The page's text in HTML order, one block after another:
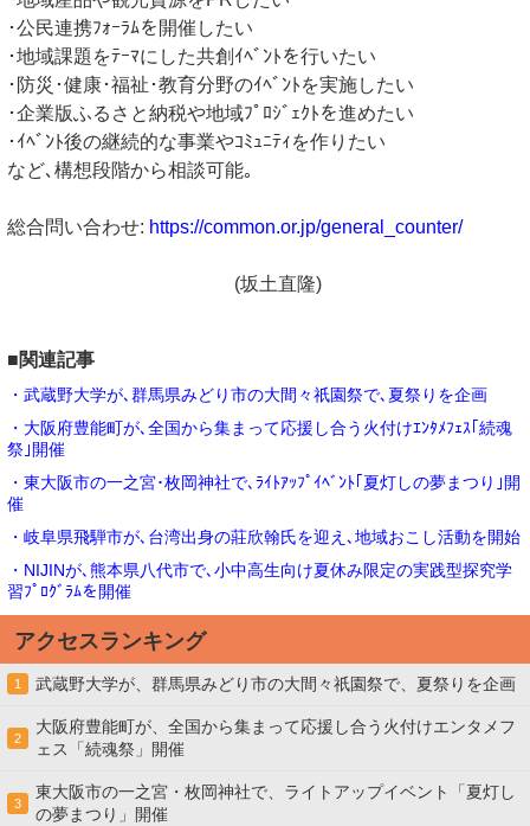
･公民連携ﾌｫｰﾗﾑを開催したい
･地域課題をﾃｰﾏにした共創ｲﾍﾞﾝﾄを行いたい
･防災･健康･福祉･教育分野のｲﾍﾞﾝﾄを実施したい
･企業版ふるさと納税や地域ﾌﾟﾛｼﾞｪｸﾄを進めたい
･ｲﾍﾞﾝﾄ後の継続的な事業やｺﾐｭﾆﾃｨを作りたい
など､構想段階から相談可能｡
総合問い合わせ: https://common.or.jp/general_counter/
(坂土直隆)
■関連記事
・武蔵野大学が､群馬県みどり市の大間々祇園祭で､夏祭りを企画
・大阪府豊能町が､全国から集まって応援し合う火付けｴﾝﾀﾒﾌｪｽ｢続魂
祭｣開催
・東大阪市の一之宮･枚岡神社で､ﾗｲﾄｱｯﾌﾟｲﾍﾞﾝﾄ｢夏灯しの夢まつり｣開
催
・岐阜県飛騨市が､台湾出身の莊欣翰氏を迎え､地域おこし活動を開始
・NIJINが､熊本県八代市で､小中高生向け夏休み限定の実践型探究学
習ﾌﾟﾛｸﾞﾗﾑを開催
アクセスランキング
1 武蔵野大学が、群馬県みどり市の大間々祇園祭で、夏祭りを企画
2
大阪府豊能町が、全国から集まって応援し合う火付けエンタメフ
ェス「続魂祭」開催
3
東大阪市の一之宮・枚岡神社で、ライトアップイベント「夏灯し
の夢まつり」開催